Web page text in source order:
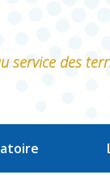
service des